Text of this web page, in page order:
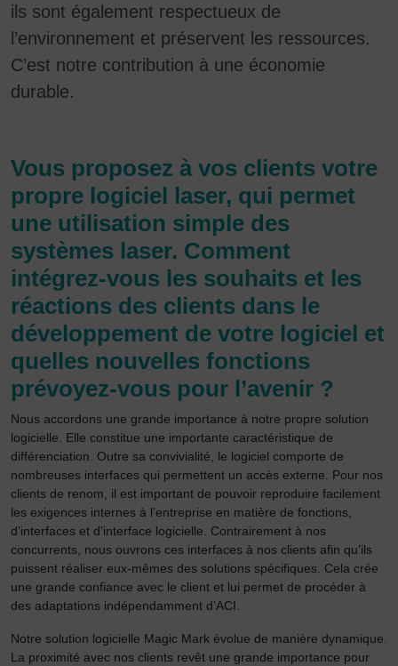
ils sont également respectueux de
l’environnement et préservent les ressources.
C’est notre contribution à une économie
durable.
Vous proposez à vos clients votre
propre logiciel laser, qui permet
une utilisation simple des
systèmes laser. Comment
intégrez-vous les souhaits et les
réactions des clients dans le
développement de votre logiciel et
quelles nouvelles fonctions
prévoyez-vous pour l’avenir ?
Nous accordons une grande importance à notre propre solution
logicielle. Elle constitue une importante caractéristique de
différenciation. Outre sa convivialité, le logiciel comporte de
nombreuses interfaces qui permettent un accès externe. Pour nos
clients de renom, il est important de pouvoir reproduire facilement
les exigences internes à l’entreprise en matière de fonctions,
d’interfaces et d’interface logicielle. Contrairement à nos
concurrents, nous ouvrons ces interfaces à nos clients afin qu’ils
puissent réaliser eux-mêmes des solutions spécifiques. Cela crée
une grande confiance avec le client et lui permet de procéder à
des adaptations indépendamment d’ACI.
Notre solution logicielle Magic Mark évolue de manière dynamique.
La proximité avec nos clients revêt une grande importance pour